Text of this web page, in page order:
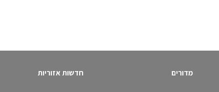
מדורים חדשות אזוריות